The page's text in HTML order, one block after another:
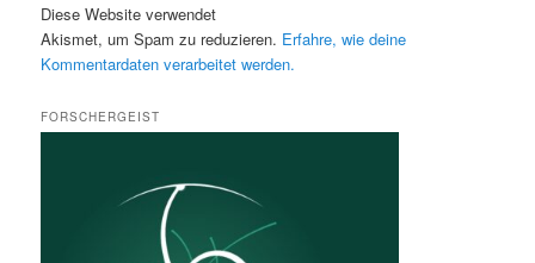
Diese Website verwendet
Akismet, um Spam zu reduzieren. Erfahre, wie deine
Kommentardaten verarbeitet werden.
FORSCHERGEIST